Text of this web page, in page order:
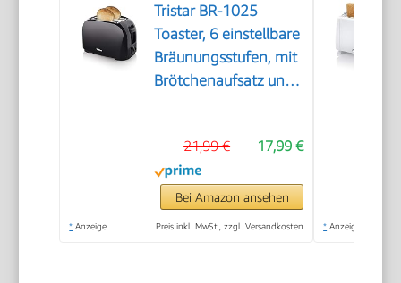
Tristar BR-1025
Toaster, 6 einstellbare
Bräunungsstufen, mit
Brötchenaufsatz und
17,99 €
21,99 €
Bei Amazon ansehen
* Anzeige Preis inkl. MwSt., zzgl. Versandkosten * Anzeige